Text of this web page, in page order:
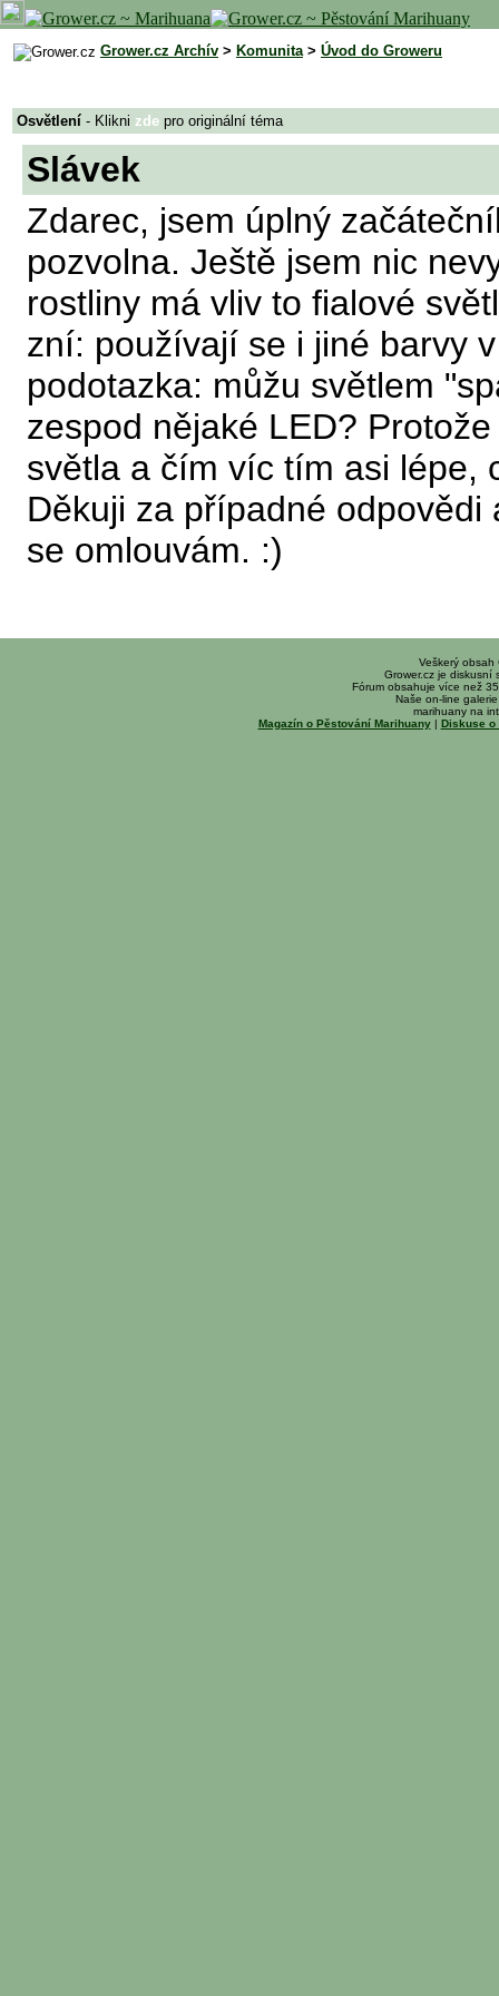
Grower.cz Archív > Komunita> Úvod do Groweru
Osvětlení - Klikni zde pro originální téma
Slávek
Zdarec, jsem úplný
pozvolna. Ještě jsem nic
rostliny má vliv to fialové
zní: používají se i jiné barvy
podotazka: můžu světlem
zespod nějaké LED?
světla a čím víc tím asi lépe,
Děkuji za případné
se omlouvám. :)
Veškerý obsah
Grower.cz je diskusní
Fórum obsahuje více než
Naše on-line
marihuany na
Magazín o Pěstování Marihuany| Diskuse o